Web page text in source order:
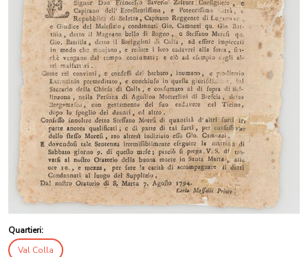
Quartieri:
Val Colla